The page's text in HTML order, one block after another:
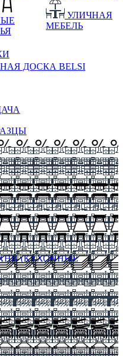
УЛИЧНАЯ
МЕБЕЛЬ
ДОСКА BELSI
(КУХОННЫЕ